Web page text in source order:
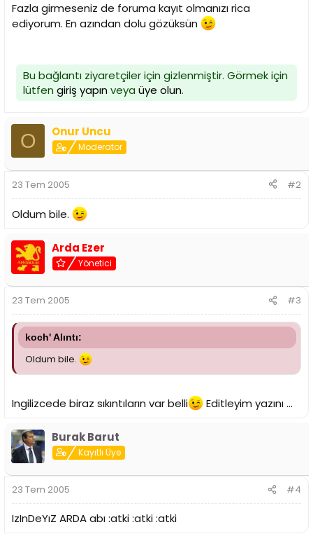
Fazla girmeseniz de foruma kayıt olmanızı rica
ediyorum. En azından dolu gözüksün
Bu bağlantı ziyaretçiler için gizlenmiştir. Görmek için
lütfen giriş yapınveya üye olun.
O Onur Uncu
Moderator
23 Tem 2005 #2
Oldum bile.
Arda Ezer
Yönetici
23 Tem 2005 #3
koch' Alıntı:
Oldum bile.
Ingilizcede biraz sıkıntıların var belli Editleyim yazını ...
Burak Barut
Kayıtlı Üye
23 Tem 2005 #4
IzInDeYıZ ARDA abı :atki :atki :atki